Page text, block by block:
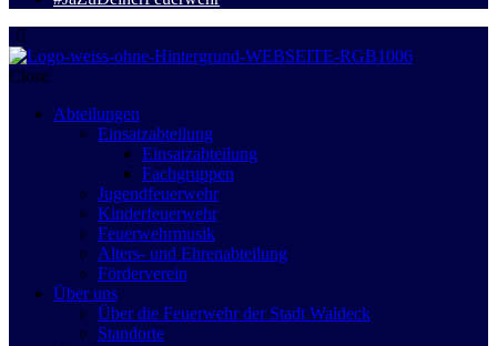
Close
Abteilungen
Einsatzabteilung
Einsatzabteilung
Fachgruppen
Jugendfeuerwehr
Kinderfeuerwehr
Feuerwehrmusik
Alters- und Ehrenabteilung
Förderverein
Über uns
Über die Feuerwehr der Stadt Waldeck
Standorte